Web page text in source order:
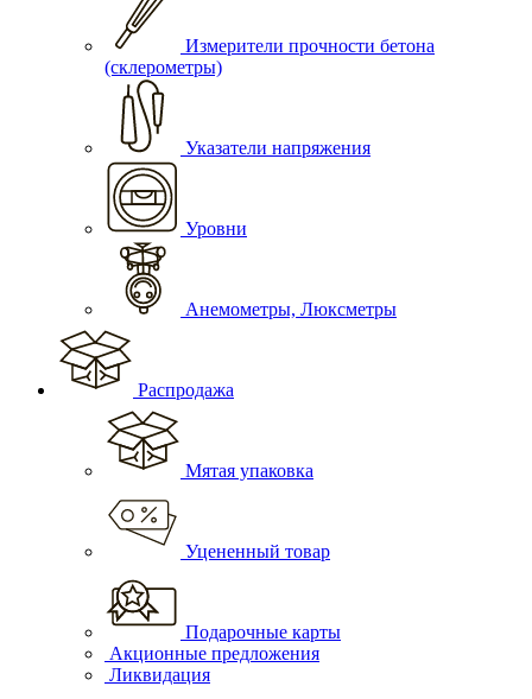
Измерители прочности бетона
(склерометры)
Указатели напряжения
Уровни
Анемометры, Люксметры
Распродажа
Мятая упаковка
Уцененный товар
Подарочные карты
Акционные предложения
Ликвидация